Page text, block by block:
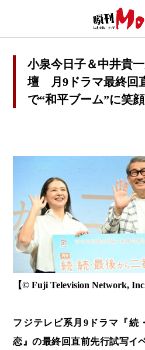
小泉今日子＆中井貴
壇 月9ドラマ最終回
で“和平ブーム”に笑顔
【© Fuji Television Network, Inc.
フジテレビ系月9ドラマ『続
恋』の最終回直前先行試写イ